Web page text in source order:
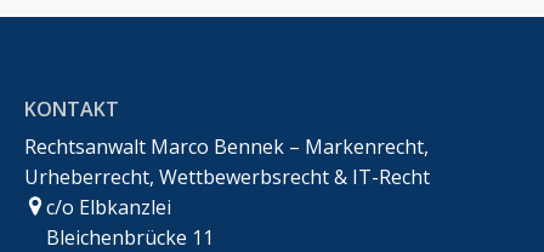
KONTAKT
Rechtsanwalt Marco Bennek – Markenrecht,
Urheberrecht, Wettbewerbsrecht & IT-Recht
c/o Elbkanzlei
Bleichenbrücke 11